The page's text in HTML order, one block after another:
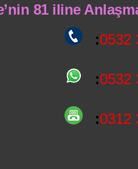
81 iline
:0532
:0532
:0312